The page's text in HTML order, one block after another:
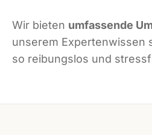
Wir bieten umfassende
unserem Expertenwissen
so reibungslos und